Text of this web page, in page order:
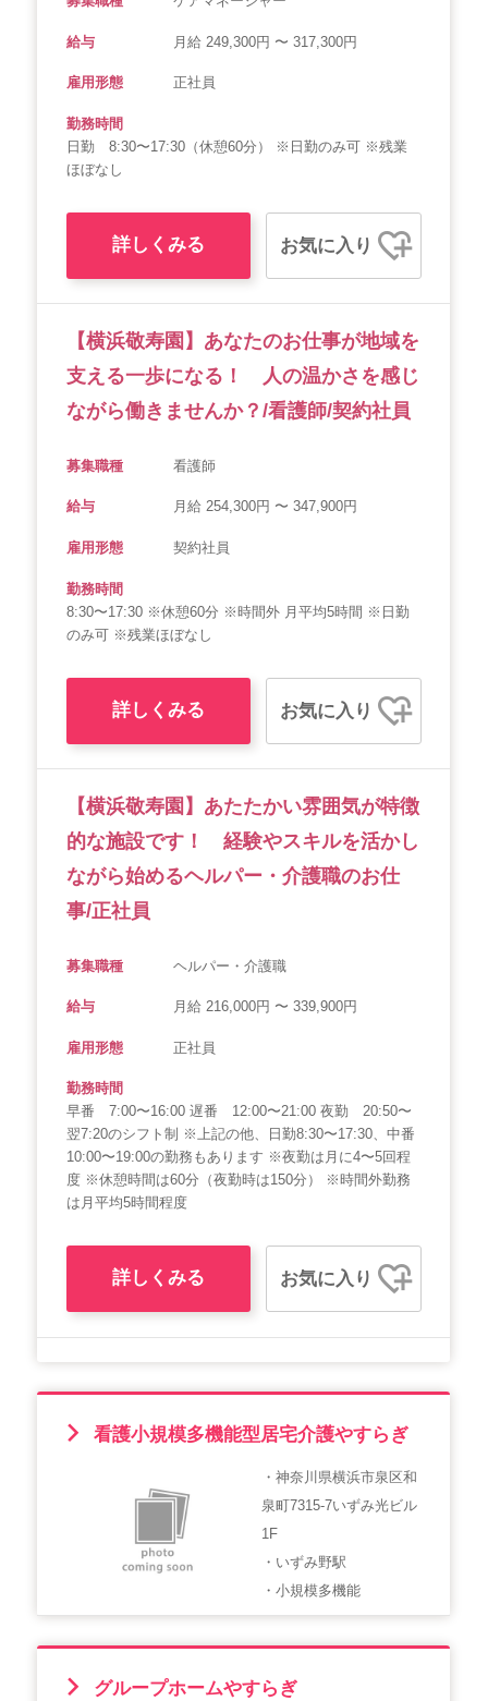
給与 月給 249,300円 〜 317,300円
雇用形態 正社員
勤務時間
日勤 8:30〜17:30（休憩60分） ※日勤のみ可 ※残業
ほぼなし
詳しくみる お気に入り
【横浜敬寿園】あなたのお仕事が地域を
支える一歩になる！ 人の温かさを感じ
ながら働きませんか？/看護師/契約社員
募集職種 看護師
給与 月給 254,300円 〜 347,900円
雇用形態 契約社員
勤務時間
8:30〜17:30 ※休憩60分 ※時間外 月平均5時間 ※日勤
のみ可 ※残業ほぼなし
詳しくみる お気に入り
【横浜敬寿園】あたたかい雰囲気が特徴
的な施設です！ 経験やスキルを活かし
ながら始めるヘルパー・介護職のお仕
事/正社員
募集職種 ヘルパー・介護職
給与 月給 216,000円 〜 339,900円
雇用形態 正社員
勤務時間
早番 7:00〜16:00 遅番 12:00〜21:00 夜勤 20:50〜
翌7:20のシフト制 ※上記の他、日勤8:30〜17:30、中番
10:00〜19:00の勤務もあります ※夜勤は月に4〜5回程
度 ※休憩時間は60分（夜勤時は150分） ※時間外勤務
は月平均5時間程度
詳しくみる お気に入り
看護小規模多機能型居宅介護やすらぎ
・神奈川県横浜市泉区和
泉町7315-7いずみ光ビル
1F
・いずみ野駅
・小規模多機能
グループホームやすらぎ